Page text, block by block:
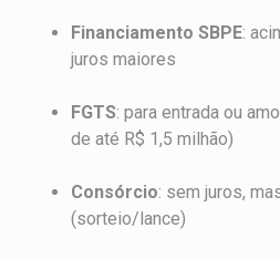
Financiamento SBPE:
juros maiores
FGTS: para entrada ou
de até R$ 1,5 milhão)
Consórcio: sem juros,
(sorteio/lance)